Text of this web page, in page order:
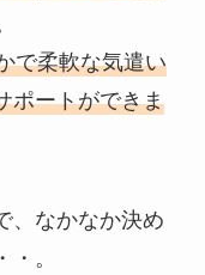
で柔軟な気遣い
ポートができま
、なかなか決め
。